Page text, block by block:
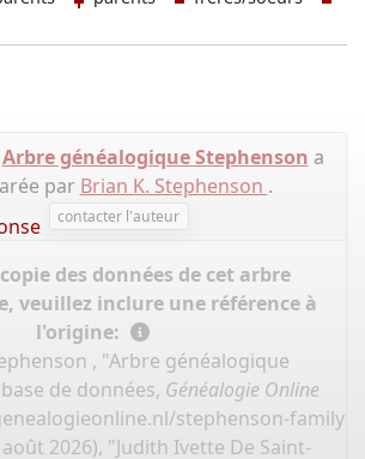
Arbre généalogique Stephenson a
par Brian K. Stephenson .
contacter l'auteur
des données de cet arbre
veuillez inclure une référence à
l'origine:
, "Arbre généalogique
de données, Généalogie Online
stephenson-family-
2026), "Judith Ivette De Saint-